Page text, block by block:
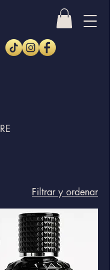
Filtrar y ordenar